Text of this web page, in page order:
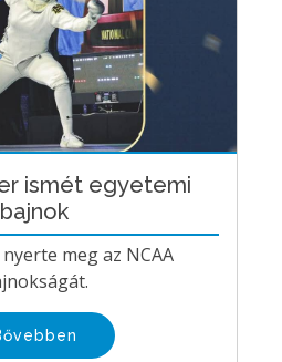
ismét egyetemi
bajnok
meg az NCAA